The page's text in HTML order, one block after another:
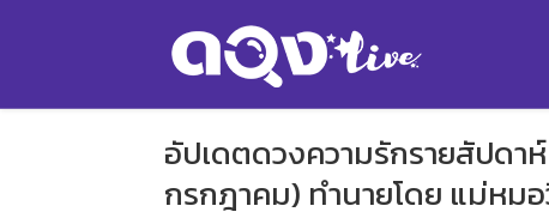
อัปเดตดวงความรักรายสัปดา
กรกฎาคม) ทำนายโดย แม่หม